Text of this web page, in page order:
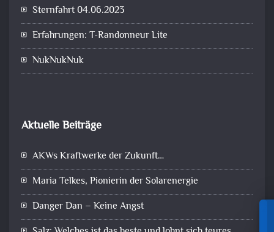
Sternfahrt 04.06.2023
Erfahrungen: T-Randonneur Lite
NukNukNuk
Aktuelle Beiträge
AKWs Kraftwerke der Zukunft…
Maria Telkes, Pionierin der Solarenergie
Danger Dan – Keine Angst